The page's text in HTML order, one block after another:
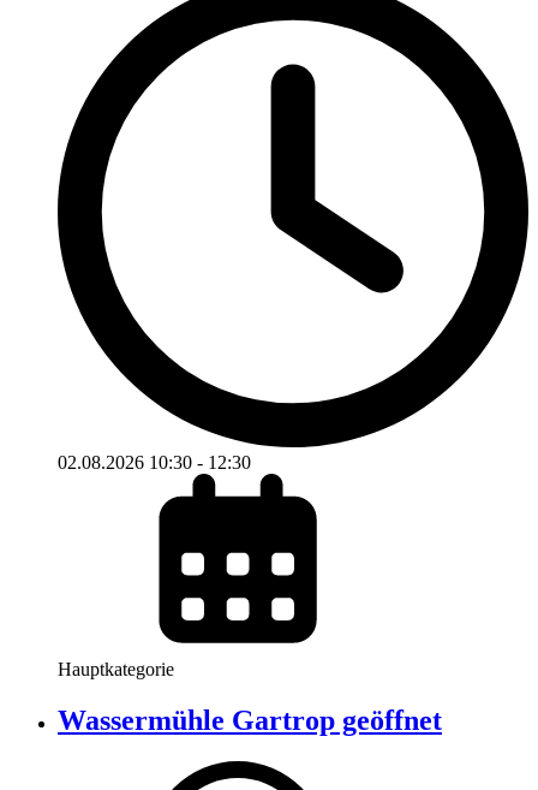
02.08.2026 10:30 - 12:30
Hauptkategorie
Wassermühle Gartrop geöffnet